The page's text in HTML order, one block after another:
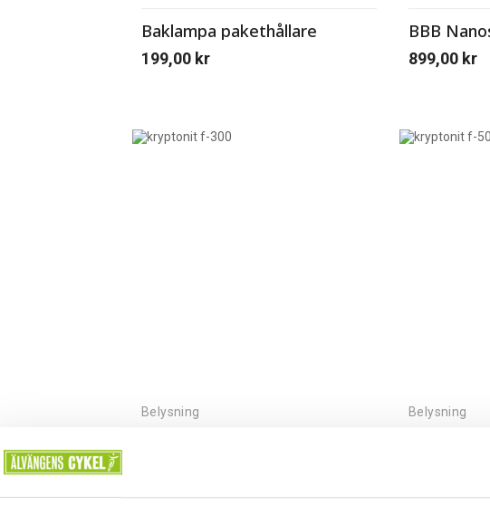
Baklampa pakethållare
199,00 kr
BBB
899,00 kr
Belysning Belysning